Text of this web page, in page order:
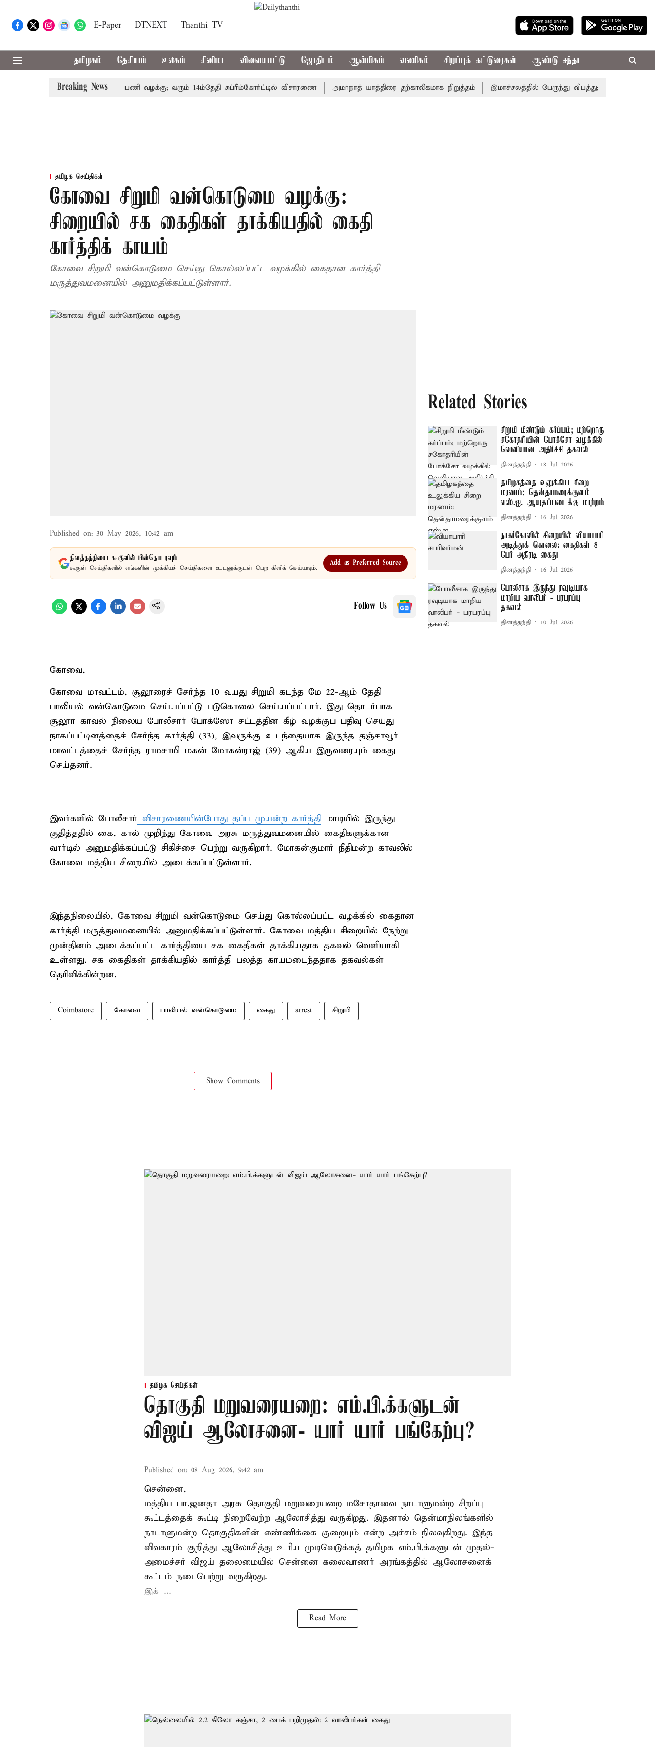
E-Paper DTNEXT Thanthi TV
தமிழகம் தேசியம் உலகம் சினிமா விளையாட்டு ஜோதிடம் ஆன்மிகம் வணிகம் சிறப்புக் கட்டுரைகள் ஆண்டு சந்தா
Breaking News
குடும்பத்தினருக்கு அரசுப்பணி வழக்கு; வரும் 14ம்தேதி சுப்ரீம்கோர்ட்டில் விசாரணை அமர்நாத் யாத்திரை தற்காலிகமாக நிறுத்தம் இமாச்சலத்தில் பேருந்து விபத்து; 7 பேர் பலி -
தமிழக செய்திகள்
கோவை சிறுமி வன்கொடுமை வழக்கு:
சிறையில் சக கைதிகள் தாக்கியதில் கைதி
கார்த்திக் காயம்
கோவை சிறுமி வன்கொடுமை செய்து கொல்லப்பட்ட வழக்கில் கைதான கார்த்தி
மருத்துவமனையில் அனுமதிக்கப்பட்டுள்ளார்.
Published on: 30 May 2026, 10:42 am
தினத்தந்தியை கூகுளில் பின்தொடரவும்
கூகுள் செய்திகளில் எங்களின் முக்கியச் செய்திகளை உடனுக்குடன் பெற கிளிக் செய்யவும்.
Add as Preferred Source
Follow Us
கோவை,
கோவை மாவட்டம், சூலூரைச் சேர்ந்த 10 வயது சிறுமி கடந்த மே 22-ஆம் தேதி
பாலியல் வன்கொடுமை செய்யப்பட்டு படுகொலை செய்யப்பட்டார். இது தொடர்பாக
சூலூர் காவல் நிலைய போலீசார் போக்ஸோ சட்டத்தின் கீழ் வழக்குப் பதிவு செய்து
நாகப்பட்டினத்தைச் சேர்ந்த கார்த்தி (33), இவருக்கு உடந்தையாக இருந்த தஞ்சாவூர்
மாவட்டத்தைச் சேர்ந்த ராமசாமி மகன் மோகன்ராஜ் (39) ஆகிய இருவரையும் கைது
செய்தனர்.
இவர்களில் போலீசார் விசாரணையின்போது தப்ப முயன்ற கார்த்தி மாடியில் இருந்து
குதித்ததில் கை, கால் முறிந்து கோவை அரசு மருத்துவமனையில் கைதிகளுக்கான
வார்டில் அனுமதிக்கப்பட்டு சிகிச்சை பெற்று வருகிறார். மோகன்குமார் நீதிமன்ற காவலில்
கோவை மத்திய சிறையில் அடைக்கப்பட்டுள்ளார்.
இந்தநிலையில், கோவை சிறுமி வன்கொடுமை செய்து கொல்லப்பட்ட வழக்கில் கைதான
கார்த்தி மருத்துவமனையில் அனுமதிக்கப்பட்டுள்ளார். கோவை மத்திய சிறையில் நேற்று
முன்தினம் அடைக்கப்பட்ட கார்த்தியை சக கைதிகள் தாக்கியதாக தகவல் வெளியாகி
உள்ளது. சக கைதிகள் தாக்கியதில் கார்த்தி பலத்த காயமடைந்ததாக தகவல்கள்
தெரிவிக்கின்றன.
Coimbatore கோவை பாலியல் வன்கொடுமை கைது arrest சிறுமி
Show Comments
Related Stories
சிறுமி மீண்டும் கர்ப்பம்; மற்றொரு
சகோதரியின் போக்சோ வழக்கில்
வெளியான அதிர்ச்சி தகவல்
தினத்தந்தி 18 Jul 2026
தமிழகத்தை உலுக்கிய சிறை
மரணம்: தென்தாமரைக்குளம்
எஸ்.ஐ. ஆயுதப்படைக்கு மாற்றம்
தினத்தந்தி 16 Jul 2026
நாகர்கோவில் சிறையில் வியாபாரி
அடித்துக் கொலை: கைதிகள் 8
பேர் அதிரடி கைது
தினத்தந்தி 16 Jul 2026
போலீசாக இருந்து ரவுடியாக
மாறிய வாலிபர் - பரபரப்பு
தகவல்
தினத்தந்தி 10 Jul 2026
தமிழக செய்திகள்
தொகுதி மறுவரையறை: எம்.பி.க்களுடன்
விஜய் ஆலோசனை- யார் யார் பங்கேற்பு?
Published on: 08 Aug 2026, 9:42 am
சென்னை,
மத்திய பா.ஜனதா அரசு தொகுதி மறுவரையறை மசோதாவை நாடாளுமன்ற சிறப்பு
கூட்டத்தைக் கூட்டி நிறைவேற்ற ஆலோசித்து வருகிறது. இதனால் தென்மாநிலங்களில்
நாடாளுமன்ற தொகுதிகளின் எண்ணிக்கை குறையும் என்ற அச்சம் நிலவுகிறது. இந்த
விவகாரம் குறித்து ஆலோசித்து உரிய முடிவெடுக்கத் தமிழக எம்.பி.க்களுடன் முதல்-
அமைச்சர் விஜய் தலைமையில் சென்னை கலைவாணர் அரங்கத்தில் ஆலோசனைக்
கூட்டம் நடைபெற்று வருகிறது.
இக் ...
Read More